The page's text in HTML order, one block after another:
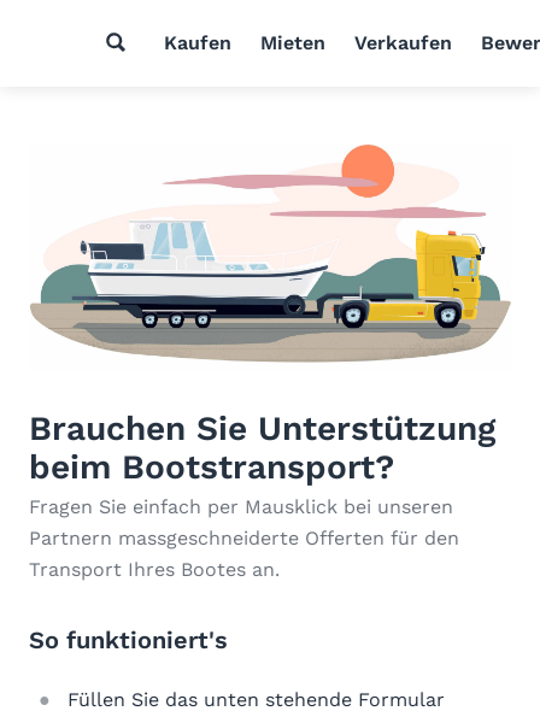
Kaufen Mieten Verkaufen
Brauchen Sie Unterstützung
beim Bootstransport?
Fragen Sie einfach per Mausklick bei unseren
Partnern massgeschneiderte Offerten für den
Transport Ihres Bootes an.
So funktioniert's
Füllen Sie das unten stehende Formular